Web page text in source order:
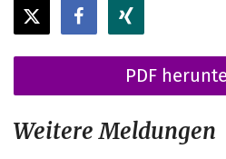
PDF
Weitere Meldungen